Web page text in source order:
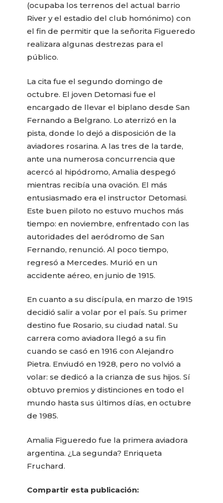
(ocupaba los terrenos del actual barrio
River y el estadio del club homónimo) con
el fin de permitir que la señorita Figueredo
realizara algunas destrezas para el
público.
La cita fue el segundo domingo de
octubre. El joven Detomasi fue el
encargado de llevar el biplano desde San
Fernando a Belgrano. Lo aterrizó en la
pista, donde lo dejó a disposición de la
aviadores rosarina. A las tres de la tarde,
ante una numerosa concurrencia que
acercó al hipódromo, Amalia despegó
mientras recibía una ovación. El más
entusiasmado era el instructor Detomasi.
Este buen piloto no estuvo muchos más
tiempo: en noviembre, enfrentado con las
autoridades del aeródromo de San
Fernando, renunció. Al poco tiempo,
regresó a Mercedes. Murió en un
accidente aéreo, en junio de 1915.
En cuanto a su discípula, en marzo de 1915
decidió salir a volar por el país. Su primer
destino fue Rosario, su ciudad natal. Su
carrera como aviadora llegó a su fin
cuando se casó en 1916 con Alejandro
Pietra. Enviudó en 1928, pero no volvió a
volar: se dedicó a la crianza de sus hijos. Sí
obtuvo premios y distinciones en todo el
mundo hasta sus últimos días, en octubre
de 1985.
Amalia Figueredo fue la primera aviadora
argentina. ¿La segunda? Enriqueta
Fruchard.
Compartir esta publicación: